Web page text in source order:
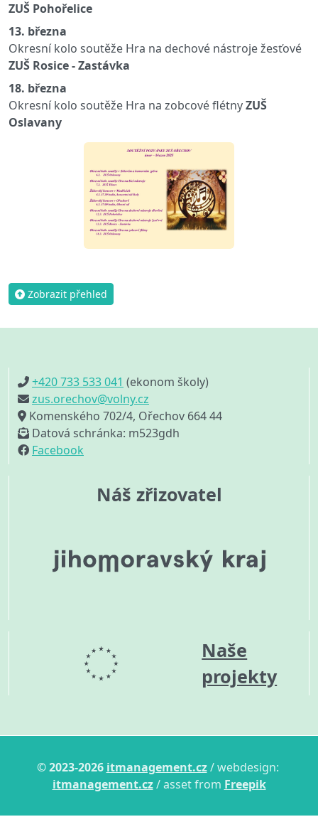
ZUŠ Pohořelice
13. března
Okresní kolo soutěže Hra na dechové nástroje žesťové
ZUŠ Rosice - Zastávka
18. března
Okresní kolo soutěže Hra na zobcové flétnyZUŠ
Oslavany
Zobrazit přehled
+420 733 533 041 (ekonom školy)
zus.orechov@volny.cz
Komenského 702/4, Ořechov 664 44
Datová schránka: m523gdh
Facebook
Náš zřizovatel
Naše
projekty
© 2023-2026 itmanagement.cz / webdesign:
itmanagement.cz / asset from Freepik